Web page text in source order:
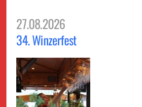
27.08.2026
34. Winzerfest